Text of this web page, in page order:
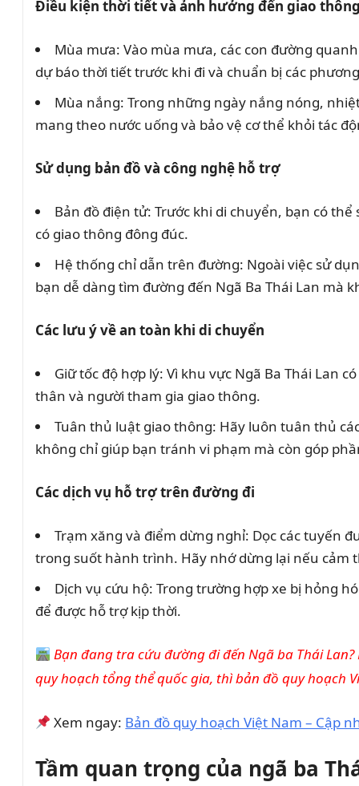
Điều kiện thời tiết và ảnh hưởng đến giao
Mùa mưa: Vào mùa mưa, các con đường
dự báo thời tiết trước khi đi và chuẩn bị các
Mùa nắng: Trong những ngày nắng nóng,
mang theo nước uống và bảo vệ cơ thể khỏi tác
Sử dụng bản đồ và công nghệ hỗ trợ
Bản đồ điện tử: Trước khi di chuyển, bạn có
có giao thông đông đúc.
Hệ thống chỉ dẫn trên đường: Ngoài việc sử
bạn dễ dàng tìm đường đến Ngã Ba Thái Lan mà
Các lưu ý về an toàn khi di chuyển
Giữ tốc độ hợp lý: Vì khu vực Ngã Ba Thái Lan
thân và người tham gia giao thông.
Tuân thủ luật giao thông: Hãy luôn tuân thủ
không chỉ giúp bạn tránh vi phạm mà còn góp
Các dịch vụ hỗ trợ trên đường đi
Trạm xăng và điểm dừng nghỉ: Dọc các tuyến
trong suốt hành trình. Hãy nhớ dừng lại nếu cảm
Dịch vụ cứu hộ: Trong trường hợp xe bị hỏng
để được hỗ trợ kịp thời.
Bạn đang tra cứu đường đi đến Ngã ba Thái
quy hoạch tổng thể quốc gia, thì bản đồ quy hoạch
Xem ngay: Bản đồ quy hoạch Việt Nam – Cập
Tầm quan trọng của ngã ba